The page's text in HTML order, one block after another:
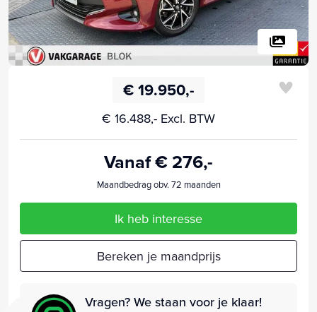
€ 19.950,-
€ 16.488,- Excl. BTW
Vanaf € 276,-
Maandbedrag obv. 72 maanden
Ik heb interesse
Bereken je maandprijs
Vragen? We staan voor je klaar!